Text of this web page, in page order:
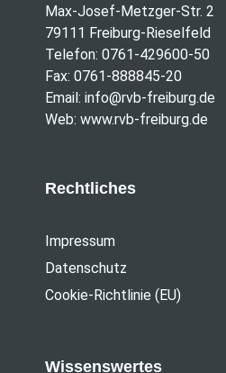
Max-Josef-Metzger-Str. 2
79111 Freiburg-Rieselfeld
Telefon: 0761-429600-50
Fax: 0761-888845-20
Email: info@rvb-freiburg.de
Web: www.rvb-freiburg.de
Rechtliches
Impressum
Datenschutz
Cookie-Richtlinie (EU)
Wissenswertes